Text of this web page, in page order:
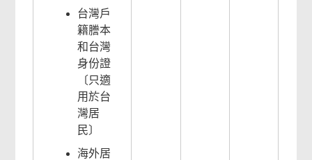
台灣戶
籍謄本
和台灣
身份證
〔只適
用於台
灣居
民〕
海外居